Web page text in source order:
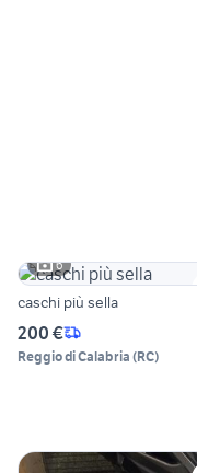
6
caschi più sella
200 €
Reggio di Calabria (RC)